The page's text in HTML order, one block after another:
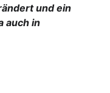
und ein
auch in